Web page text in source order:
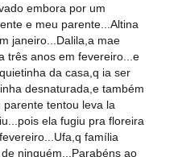
embora por um
e meu parente...Altina
janeiro...Dalila,a mae
três anos em fevereiro...e
da casa,q ia ser
desnaturada,e também
tentou leva la
ela fugiu pra floreira
família
ninguém...Parabéns ao